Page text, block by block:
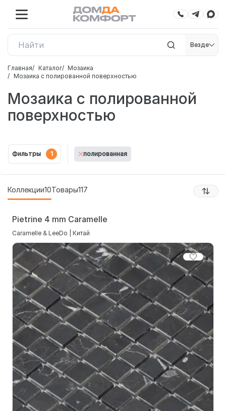
Везде
Главная Каталог
Мозаика
Мозаика c полированной поверхностью
Мозаика c полированной
поверхностью
Фильтры 1 полированная
Коллекции10Товары117
Pietrine 4 mm Caramelle
Caramelle & LeeDo | Китай